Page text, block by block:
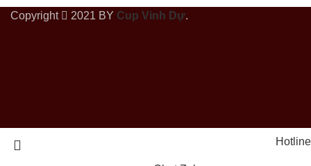
Copyright 2021 BY Cup Vinh Dự.
Hotline